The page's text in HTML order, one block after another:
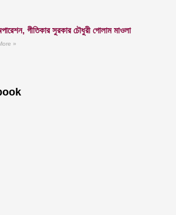
গীতিকার সুরকার চৌধুরী গোলাম মাওলা
»